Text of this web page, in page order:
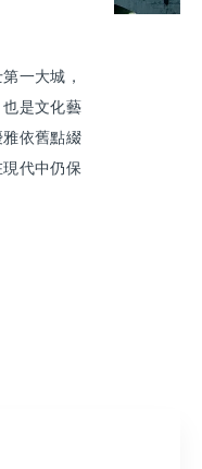
一大城，
是文化藝
依舊點綴
代中仍保